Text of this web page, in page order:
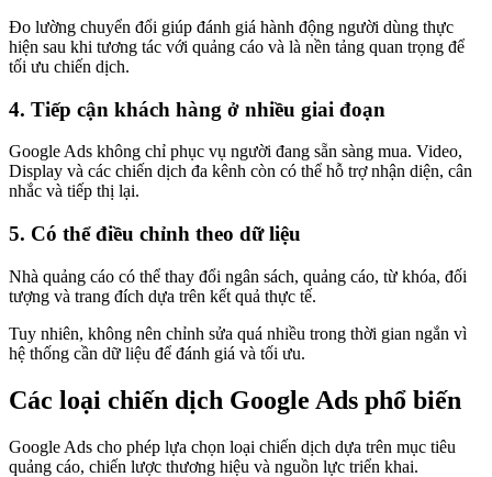
Đo lường chuyển đổi giúp đánh giá hành động người dùng thực
hiện sau khi tương tác với quảng cáo và là nền tảng quan trọng để
tối ưu chiến dịch.
4. Tiếp cận khách hàng ở nhiều giai đoạn
Google Ads không chỉ phục vụ người đang sẵn sàng mua. Video,
Display và các chiến dịch đa kênh còn có thể hỗ trợ nhận diện, cân
nhắc và tiếp thị lại.
5. Có thể điều chỉnh theo dữ liệu
Nhà quảng cáo có thể thay đổi ngân sách, quảng cáo, từ khóa, đối
tượng và trang đích dựa trên kết quả thực tế.
Tuy nhiên, không nên chỉnh sửa quá nhiều trong thời gian ngắn vì
hệ thống cần dữ liệu để đánh giá và tối ưu.
Các loại chiến dịch Google Ads phổ biến
Google Ads cho phép lựa chọn loại chiến dịch dựa trên mục tiêu
quảng cáo, chiến lược thương hiệu và nguồn lực triển khai.